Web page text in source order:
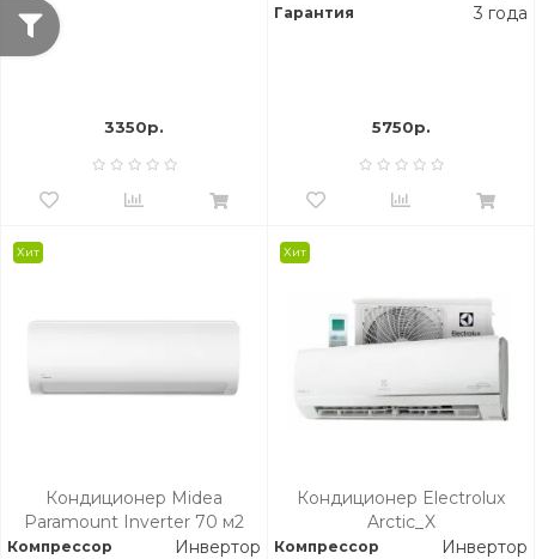
3350р.
Гарантия 3 года
5750р.
Хит
Кондиционер Midea
Paramount Inverter 70 м2
Компрессор Инвертор
Хит
Кондиционер Electrolux
Arctic_X
Компрессор Инвертор